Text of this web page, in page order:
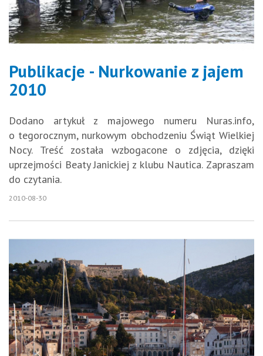
Publikacje - Nurkowanie z jajem
2010
Dodano artykuł z majowego numeru Nuras.info,
o tegorocznym, nurkowym obchodzeniu Świąt Wielkiej
Nocy. Treść została wzbogacone o zdjęcia, dzięki
uprzejmości Beaty Janickiej z klubu Nautica. Zapraszam
do czytania.
2010-08-30